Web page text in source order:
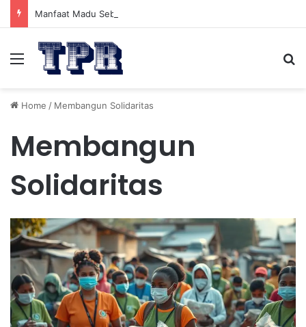
Manfaat Madu Sebelum Tidur: Meningkatkan Kesehatan
Menu
Home / Membangun Solidaritas
Membangun
Solidaritas